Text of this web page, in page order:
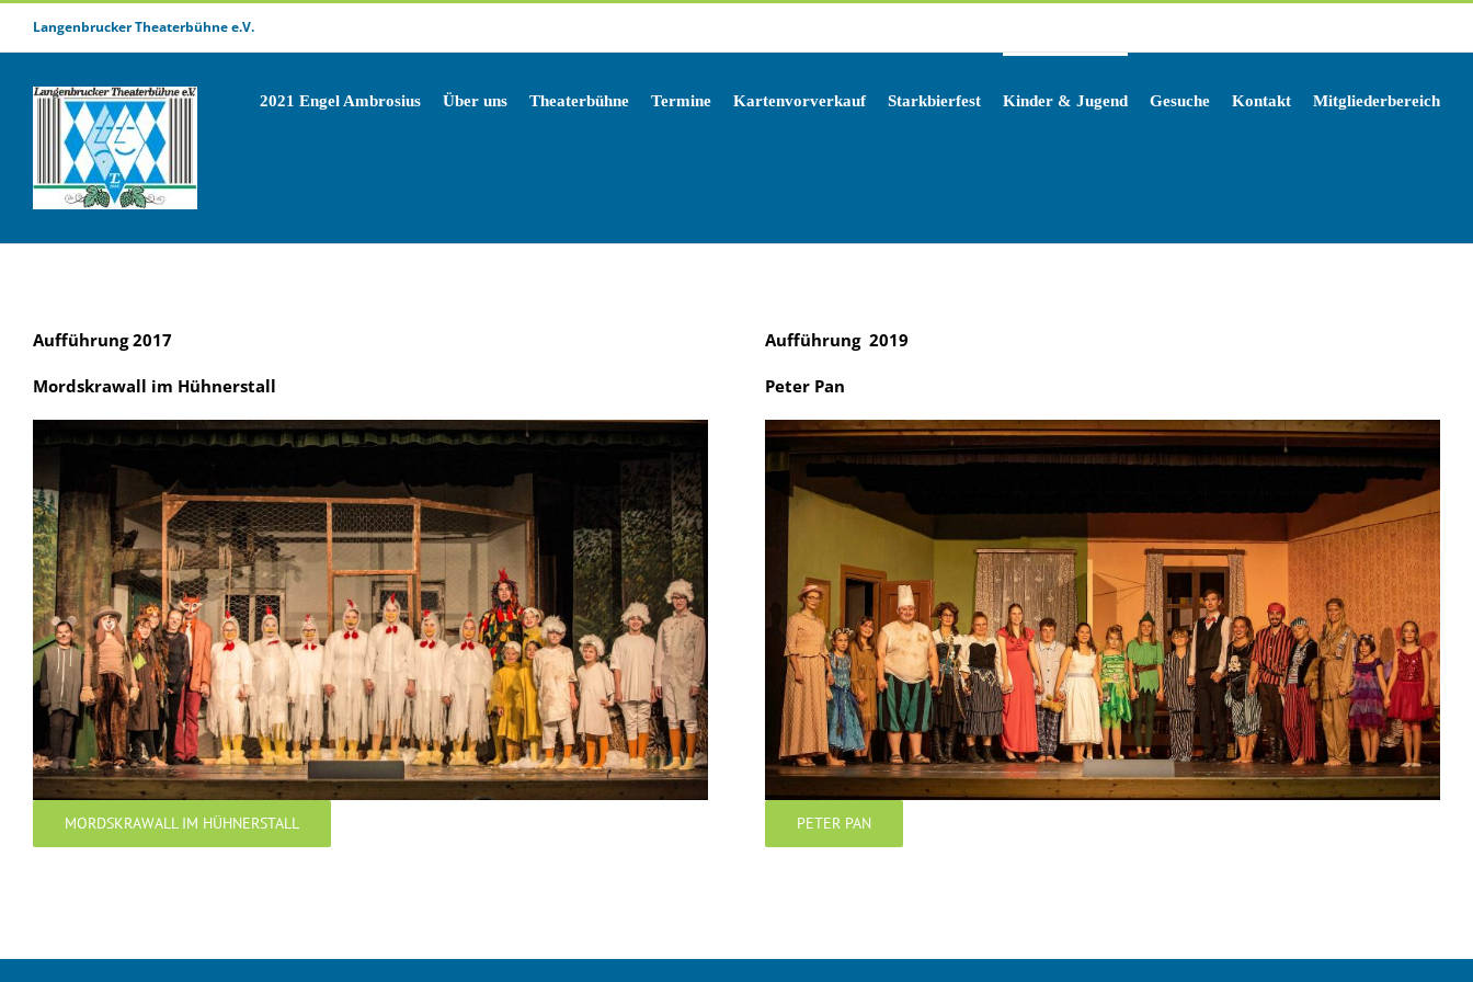
Inhalt
springen
Langenbrucker Theaterbühne e.V.
2021 Engel Ambrosius Über uns Theaterbühne Termine Kartenvorverkauf Starkbierfest Kinder & Jugend Gesuche Kontakt Mitgliederbereich
Aufführung 2017
Mordskrawall im Hühnerstall
MORDSKRAWALL IM HÜHNERSTALL
Aufführung 2019
Peter Pan
PETER PAN